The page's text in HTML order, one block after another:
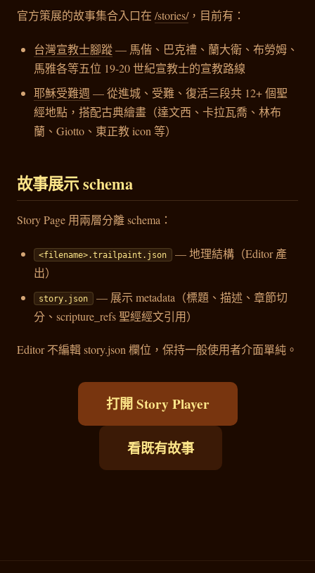
官方策展的故事集合入口在 /stories/，目前有：
台灣宣教士腳蹤— 馬偕、巴克禮、蘭大衛、布勞姆、
馬雅各等五位 19-20 世紀宣教士的宣教路線
耶穌受難週 — 從進城、受難、復活三段共 12+ 個聖
經地點，搭配古典繪畫（達文西、卡拉瓦喬、林布
蘭、Giotto、東正教 icon 等）
故事展示 schema
Story Page 用兩層分離 schema：
<filename>.trailpaint.json — 地理結構（Editor 產
出）
story.json — 展示 metadata（標題、描述、章節切
分、scripture_refs 聖經經文引用）
Editor 不編輯 story.json 欄位，保持一般使用者介面單純。
打開 Story Player
看既有故事